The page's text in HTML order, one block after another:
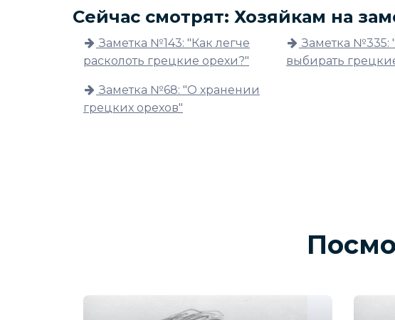
Сейчас смотрят: Хозяйкам на
Заметка №143: "Как легче
расколоть грецкие орехи?"
Заметка №335:
выбирать
Заметка №68: "О хранении
грецких орехов"